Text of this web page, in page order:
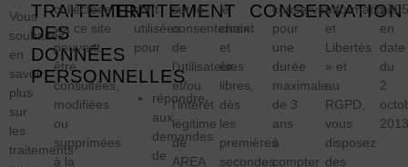
Vous
souhaitez
en
savoir
plus
sur
les
traitements
TRAITEMENT
DES
DONNÉES
PERSONNELLES
collectées
via ce site
peuvent
être
consultées,
modifiées
ou
supprimées
à la
TRAITEMENT
sont
utilisées
pour
:
répondre
aux
demandes
de
sur le
consentement
de
l’utilisateur
et/ou
l’intérêt
légitime
de
AREA
le
choix
et
êtes
libres,
dès
les
premières
secondes
CONSERVATION
conservées
pour
une
durée
maximale
de 3
ans
à
compter
Informatique
et
Libertés
» et
au
RGPD,
vous
disposez
des
en
date
du
2